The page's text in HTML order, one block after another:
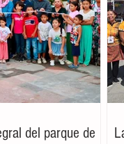
del parque de